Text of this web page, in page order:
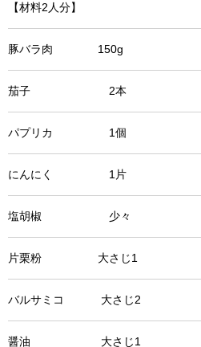
【材料2人分】
豚バラ肉 150g
茄子 2本
パプリカ 1個
にんにく 1片
塩胡椒 少々
片栗粉 大さじ1
バルサミコ 大さじ2
醤油 大さじ1